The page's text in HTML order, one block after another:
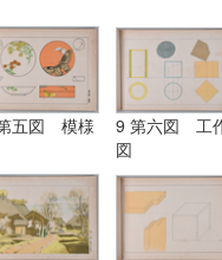
五図 模様
9 第六図 工
図